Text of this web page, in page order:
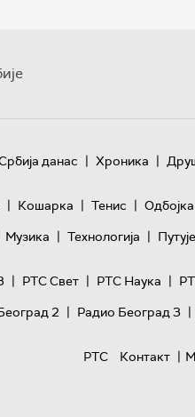
данас | Хроника |
| Кошарка | Тенис | Одбојка
Музика | Технологијa |
| РТС Свет | РТС Наука |
2 | Радио Београд 3 |
РТС
Контакт |